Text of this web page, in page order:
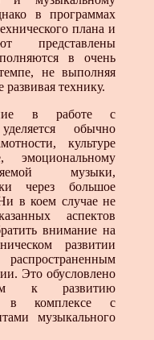
в программах
плана и
представлены
в очень
не выполняя
технику.
в работе с
обычно
культуре
эмоциональному
музыки,
через большое
в коем случае не
аспектов
внимание на
развитии
Это обусловлено
к развитию
в комплексе с
музыкального